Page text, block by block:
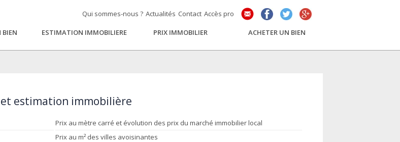
Qui sommes-nous ? Actualités Contact Accès pro
BIEN ESTIMATION IMMOBILIERE PRIX IMMOBILIER ACHETER UN BIEN
et estimation immobilière
Prix au mètre carré et évolution des prix du marché immobilier local
Prix au m² des villes avoisinantes